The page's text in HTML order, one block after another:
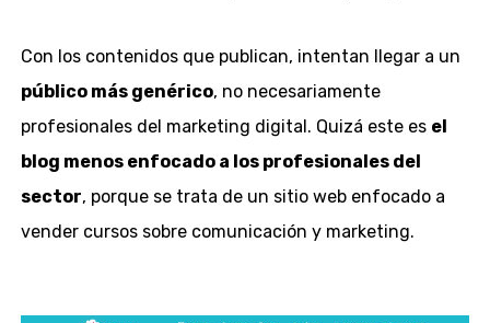
Con los contenidos que publican, intentan llegar a un
público más genérico, no necesariamente
profesionales del marketing digital. Quizá este es el
blog menos enfocado a los profesionales del
sector, porque se trata de un sitio web enfocado a
vender cursos sobre comunicación y marketing.